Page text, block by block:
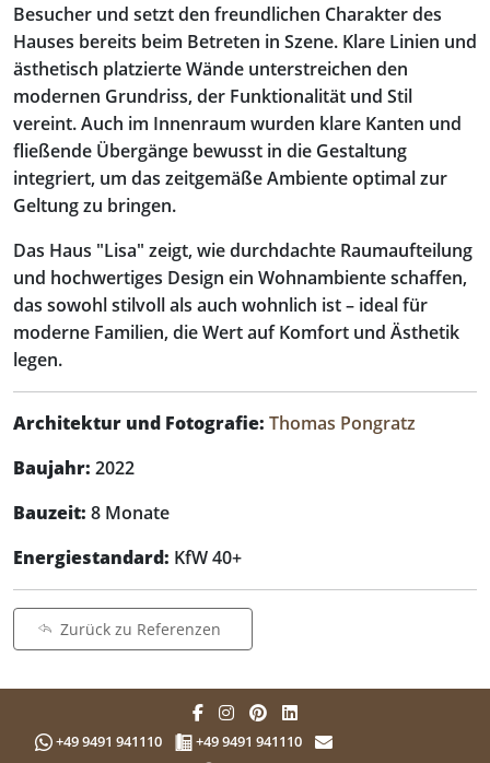
Besucher und setzt den freundlichen Charakter des
Hauses bereits beim Betreten in Szene. Klare Linien und
ästhetisch platzierte Wände unterstreichen den
modernen Grundriss, der Funktionalität und Stil
vereint. Auch im Innenraum wurden klare Kanten und
fließende Übergänge bewusst in die Gestaltung
integriert, um das zeitgemäße Ambiente optimal zur
Geltung zu bringen.
Das Haus "Lisa" zeigt, wie durchdachte Raumaufteilung
und hochwertiges Design ein Wohnambiente schaffen,
das sowohl stilvoll als auch wohnlich ist – ideal für
moderne Familien, die Wert auf Komfort und Ästhetik
legen.
Architektur und Fotografie: Thomas Pongratz
Baujahr: 2022
Bauzeit: 8 Monate
Energiestandard: KfW 40+
Zurück zu Referenzen
+49 9491 941110
+49 9491 941110